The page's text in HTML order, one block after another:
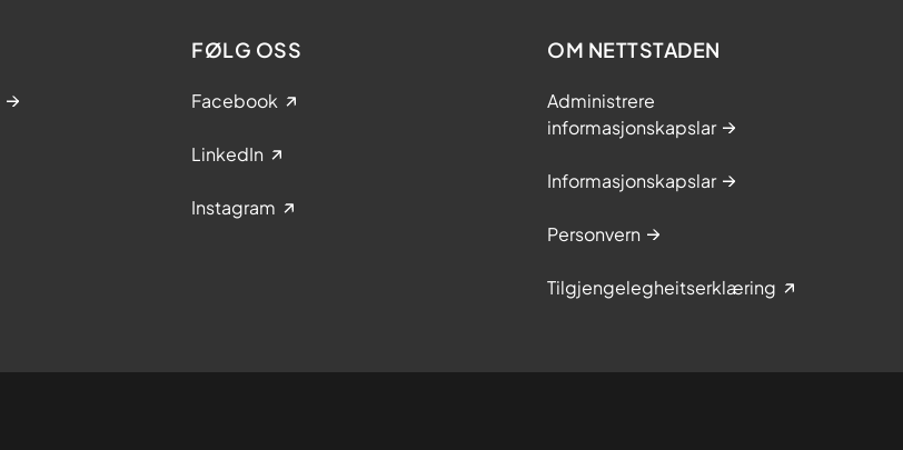
FØLG OSS
Facebook
LinkedIn
Instagram
OM NETTSTADEN
Administrere
informasjonskapslar
Informasjonskapslar
Personvern
Tilgjengelegheitserklæring